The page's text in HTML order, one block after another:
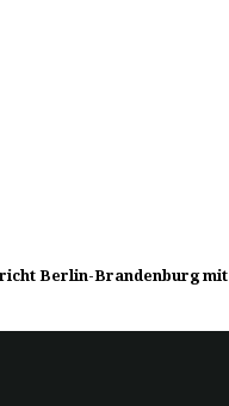
Berlin-Brandenburg mit